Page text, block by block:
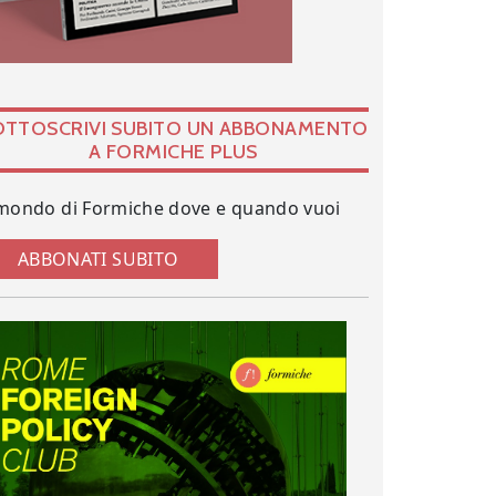
SUBITO UN ABBONAMENTO
A FORMICHE PLUS
di Formiche dove e quando vuoi
ABBONATI SUBITO